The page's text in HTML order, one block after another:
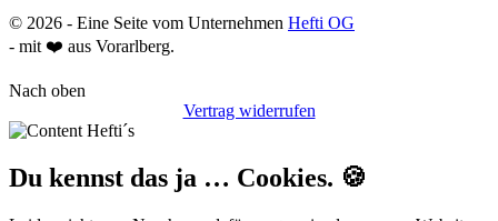
© 2026 - Eine Seite vom Unternehmen Hefti OG
- mit ❤️ aus Vorarlberg.
Nach oben
Vertrag widerrufen
Du kennst das ja … Cookies. 🍪